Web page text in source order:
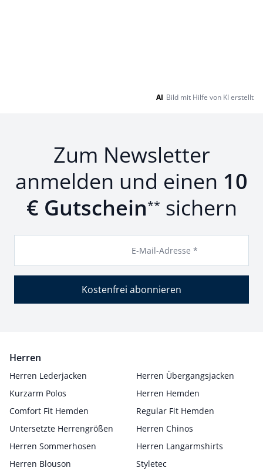
AI Bild mit Hilfe von KI erstellt
Zum Newsletter
anmelden und einen 10
€ Gutschein** sichern
E-Mail-Adresse *
Kostenfrei abonnieren
Herren
Herren Lederjacken
Herren Übergangsjacken
Kurzarm Polos
Herren Hemden
Comfort Fit Hemden
Regular Fit Hemden
Untersetzte Herrengrößen
Herren Chinos
Herren Sommerhosen
Herren Langarmshirts
Herren Blouson
Styletec